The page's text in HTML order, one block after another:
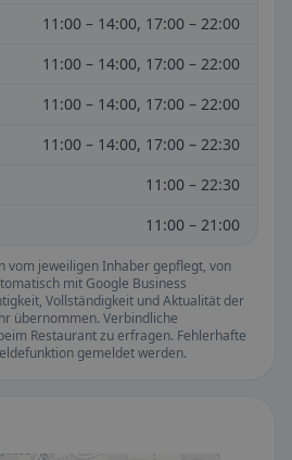
11:00 – 14:00, 17:00 – 22:00
11:00 – 14:00, 17:00 – 22:00
11:00 – 14:00, 17:00 – 22:00
11:00 – 14:00, 17:00 – 22:30
11:00 – 22:30
11:00 – 21:00
vom jeweiligen Inhaber gepflegt, von
mit Google Business
Vollständigkeit und Aktualität der
übernommen. Verbindliche
Restaurant zu erfragen. Fehlerhafte
gemeldet werden.